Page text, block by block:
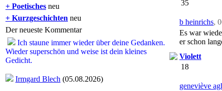
+ Poetisches neu
+ Kurzgeschichten neu
Der neueste Kommentar
Ich staune immer wieder über deine Gedanken.
Wieder superschön und weise ist dein kleines
Gedicht.
Irmgard Blech (05.08.2026)
35
b heinrichs,
Es war
er schon
Violett
18
geneviève